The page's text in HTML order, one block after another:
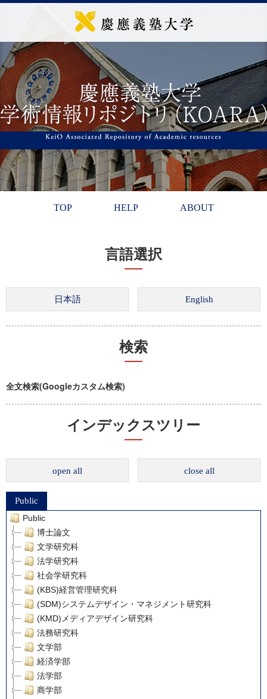
TOP HELP ABOUT
言語選択
検索
全文検索(Googleカスタム検索)
インデックスツリー
open all close all
Public
Public
博士論文
文学研究科
法学研究科
社会学研究科
(KBS)経営管理研究科
(SDM)システムデザイン・マネジメント研究科
(KMD)メディアデザイン研究科
法務研究科
文学部
経済学部
法学部
商学部